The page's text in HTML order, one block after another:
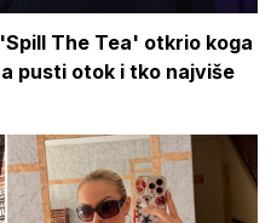
The Tea' otkrio koga
pusti otok i tko najviše